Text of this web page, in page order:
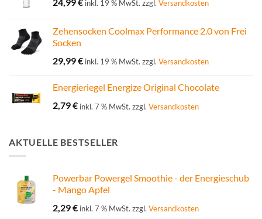
inkl. 19 % MwSt. zzgl. Versandkosten
Zehensocken Coolmax Performance 2.0 von Frei
Socken
29,99€ inkl. 19 % MwSt. zzgl. Versandkosten
Energieriegel Energize Original Chocolate
2,79€ inkl. 7 % MwSt. zzgl. Versandkosten
AKTUELLE BESTSELLER
Powerbar Powergel Smoothie - der Energieschub
- Mango Apfel
2,29€ inkl. 7 % MwSt. zzgl. Versandkosten